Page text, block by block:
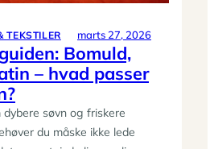
og
TEKSTILER marts 27, 2026
Bomuld,
– hvad passer
søvn og friskere
du måske ikke lede